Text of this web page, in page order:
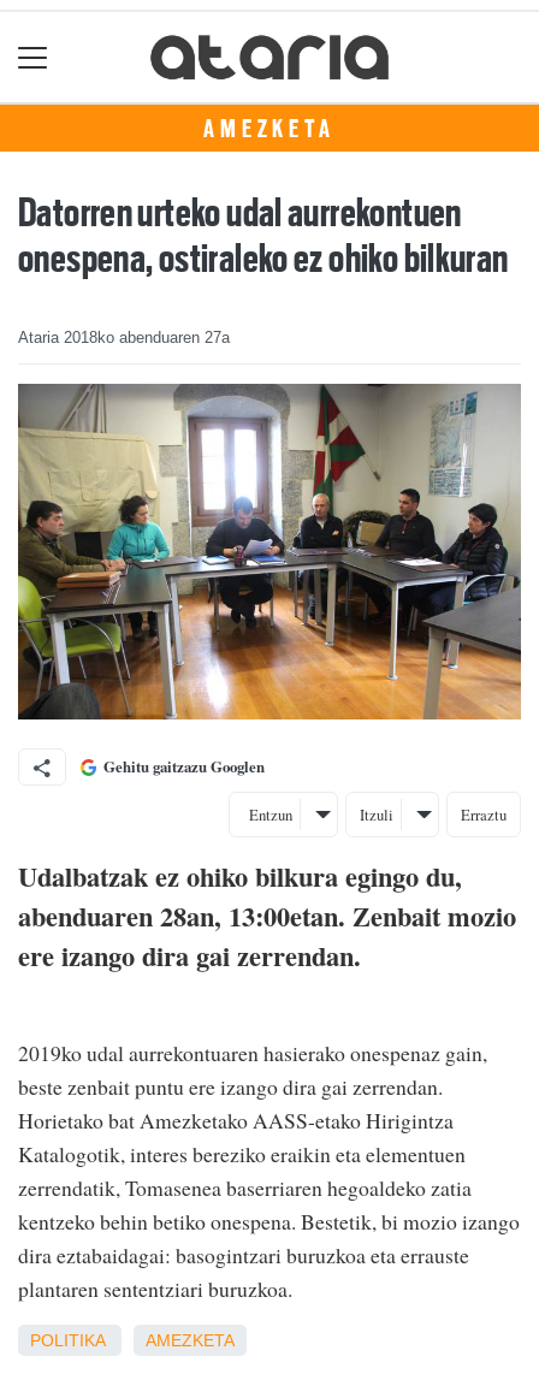
AMEZKETA
Datorren urteko udal aurrekontuen
onespena, ostiraleko ez ohiko bilkuran
Ataria 2018ko abenduaren 27a
Gehitu gaitzazu Googlen
Entzun Itzuli Erraztu
Udalbatzak ez ohiko bilkura egingo du,
abenduaren 28an, 13:00etan. Zenbait mozio
ere izango dira gai zerrendan.
2019ko udal aurrekontuaren hasierako onespenaz gain,
beste zenbait puntu ere izango dira gai zerrendan.
Horietako bat Amezketako AASS-etako Hirigintza
Katalogotik, interes bereziko eraikin eta elementuen
zerrendatik, Tomasenea baserriaren hegoaldeko zatia
kentzeko behin betiko onespena. Bestetik, bi mozio izango
dira eztabaidagai: basogintzari buruzkoa eta errauste
plantaren sententziari buruzkoa.
POLITIKA AMEZKETA